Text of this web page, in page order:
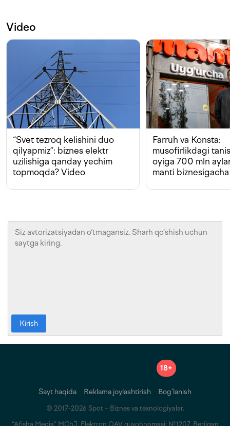
Video
“Svet tezroq kelishini duo
qilyapmiz”: biznes elektr
uzilishiga qanday yechim
topmoqda? Video
Farruh va Konsta:
musofirlikdagi
oyiga 700 mln
manti biznesigacha
Kirish
18+
Sayt haqida Reklama joylashtirish Bog‘lanish
© 2017-2026 Spot – Biznes va texnologiyalar.
“Afisha Media” MChJ. Elektron OAV guvohnomasi: №1207. Berilgan